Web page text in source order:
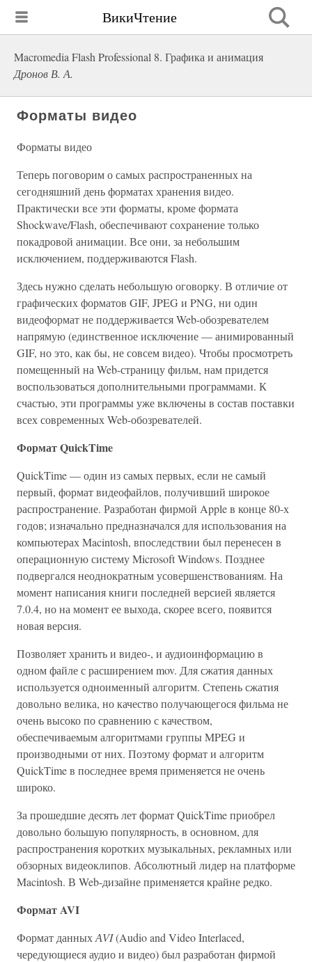
ВикиЧтение
Macromedia Flash Professional 8. Графика и анимация
Дронов В. А.
Форматы видео
Форматы видео
Теперь поговорим о самых распространенных на
сегодняшний день форматах хранения видео.
Практически все эти форматы, кроме формата
Shockwave/Flash, обеспечивают сохранение только
покадровой анимации. Все они, за небольшим
исключением, поддерживаются Flash.
Здесь нужно сделать небольшую оговорку. В отличие от
графических форматов GIF, JPEG и PNG, ни один
видеоформат не поддерживается Web-обозревателем
напрямую (единственное исключение — анимированный
GIF, но это, как бы, не совсем видео). Чтобы просмотреть
помещенный на Web-страницу фильм, нам придется
воспользоваться дополнительными программами. К
счастью, эти программы уже включены в состав поставки
всех современных Web-обозревателей.
Формат QuickTime
QuickTime — один из самых первых, если не самый
первый, формат видеофайлов, получивший широкое
распространение. Разработан фирмой Apple в конце 80-х
годов; изначально предназначался для использования на
компьютерах Macintosh, впоследствии был перенесен в
операционную систему Microsoft Windows. Позднее
подвергался неоднократным усовершенствованиям. На
момент написания книги последней версией является
7.0.4, но на момент ее выхода, скорее всего, появится
новая версия.
Позволяет хранить и видео-, и аудиоинформацию в
одном файле с расширением mov. Для сжатия данных
используется одноименный алгоритм. Степень сжатия
довольно велика, но качество получающегося фильма не
очень высоко по сравнению с качеством,
обеспечиваемым алгоритмами группы MPEG и
производными от них. Поэтому формат и алгоритм
QuickTime в последнее время применяется не очень
широко.
За прошедшие десять лет формат QuickTime приобрел
довольно большую популярность, в основном, для
распространения коротких музыкальных, рекламных или
обзорных видеоклипов. Абсолютный лидер на платформе
Macintosh. В Web-дизайне применяется крайне редко.
Формат AVI
Формат данныхАVI(Audio and Video Interlaced,
чередующиеся аудио и видео) был разработан фирмой